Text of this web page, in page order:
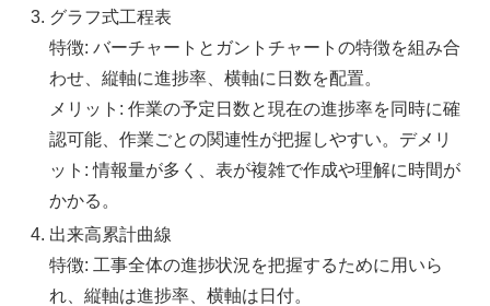
グラフ式工程表
特徴: バーチャートとガントチャートの特徴を組み合
わせ、縦軸に進捗率、横軸に日数を配置。
メリット: 作業の予定日数と現在の進捗率を同時に確
認可能、作業ごとの関連性が把握しやすい。デメリ
ット: 情報量が多く、表が複雑で作成や理解に時間が
かかる​​。
出来高累計曲線
特徴: 工事全体の進捗状況を把握するために用いら
れ、縦軸は進捗率、横軸は日付。